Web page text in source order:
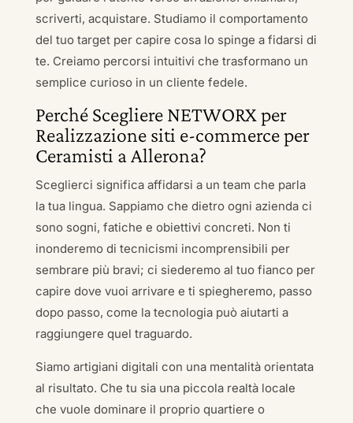
scriverti, acquistare. Studiamo il comportamento
del tuo target per capire cosa lo spinge a fidarsi di
te. Creiamo percorsi intuitivi che trasformano un
semplice curioso in un cliente fedele.
Perché Scegliere NETWORX per
Realizzazione siti e-commerce per
Ceramisti a Allerona?
Sceglierci significa affidarsi a un team che parla
la tua lingua. Sappiamo che dietro ogni azienda ci
sono sogni, fatiche e obiettivi concreti. Non ti
inonderemo di tecnicismi incomprensibili per
sembrare più bravi; ci siederemo al tuo fianco per
capire dove vuoi arrivare e ti spiegheremo, passo
dopo passo, come la tecnologia può aiutarti a
raggiungere quel traguardo.
Siamo artigiani digitali con una mentalità orientata
al risultato. Che tu sia una piccola realtà locale
che vuole dominare il proprio quartiere o